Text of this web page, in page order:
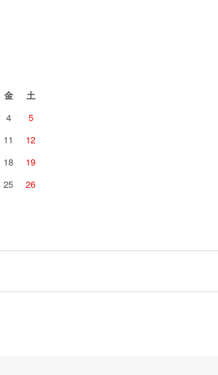
金
土
4
5
11
12
18
19
25
26